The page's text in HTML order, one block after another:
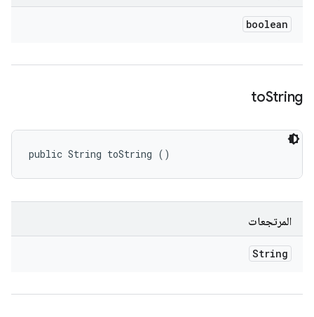
boolean
toString
public String toString ()
المرتجعات
String